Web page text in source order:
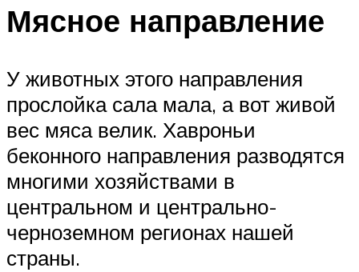
Мясное направление
У животных этого направления
прослойка сала мала, а вот живой
вес мяса велик. Хавроньи
беконного направления разводятся
многими хозяйствами в
центральном и центрально-
черноземном регионах нашей
страны.